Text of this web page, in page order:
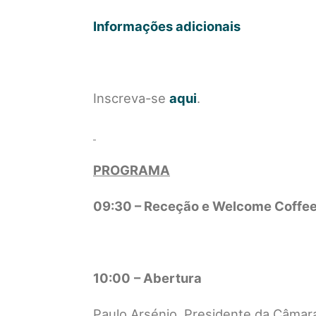
Informações adicionais
Inscreva-se aqui.
PROGRAMA
09:30 – Receção e Welcome
10:00 – Abertura